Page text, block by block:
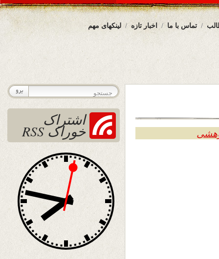
لینکهای مهم اخبار تازه تماس با ما
اشتراک
خوراک RSS